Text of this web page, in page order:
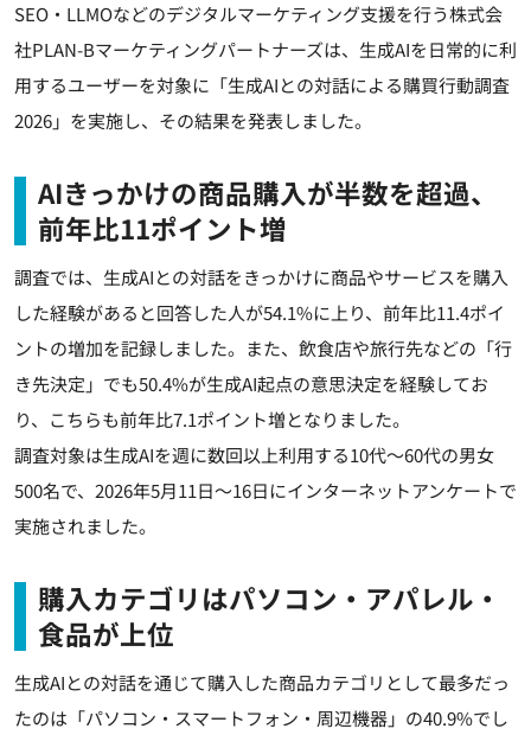
SEO・LLMOなどのデジタルマーケティング支援を行う株式会
社PLAN-Bマーケティングパートナーズは、生成AIを日常的に利
用するユーザーを対象に「生成AIとの対話による購買行動調査
2026」を実施し、その結果を発表しました。
AIきっかけの商品購入が半数を超過、
前年比11ポイント増
調査では、生成AIとの対話をきっかけに商品やサービスを購入
した経験があると回答した人が54.1%に上り、前年比11.4ポイ
ントの増加を記録しました。また、飲食店や旅行先などの「行
き先決定」でも50.4%が生成AI起点の意思決定を経験してお
り、こちらも前年比7.1ポイント増となりました。
調査対象は生成AIを週に数回以上利用する10代～60代の男女
500名で、2026年5月11日～16日にインターネットアンケートで
実施されました。
購入カテゴリはパソコン・アパレル・
食品が上位
生成AIとの対話を通じて購入した商品カテゴリとして最多だっ
たのは「パソコン・スマートフォン・周辺機器」の40.9%でし